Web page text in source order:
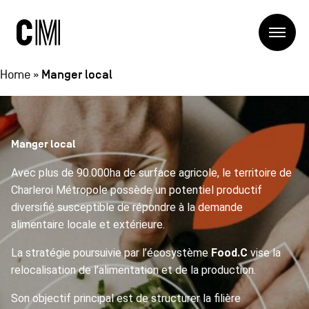
Charleroi
Métropole
Navigation
principale
Charleroi Métropole
La Métropole
Structures
Entreprendre
Manger local
Se déplacer
Visiter
Projets
Blog
Contact
Navigation
Home » Manger local
Manger local
Avec plus de 90.000ha de surface agricole, le territoire de
Charleroi Métropole possède un potentiel productif
diversifié susceptible de répondre à la demande
alimentaire locale et extérieure.
La stratégie poursuivie par l’écosystème Food.C vise la
relocalisation de l’alimentation et de la production.
Son objectif principal est de structurer la filière